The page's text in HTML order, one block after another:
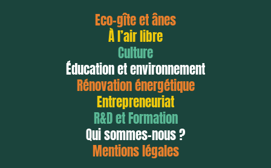
Eco-gîte et ânes
À l’air libre
Culture
Éducation et environnement
Rénovation énergétique
Entrepreneuriat
R&D et Formation
Qui sommes-nous ?
Mentions légales